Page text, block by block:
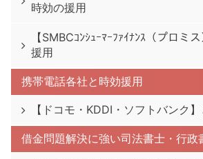
時効の援用
【SMBCｺﾝｼｭｰﾏｰﾌｧｲﾅﾝｽ（プロミ
援用
携帯電話各社と時効援用
【ドコモ・KDDI・ソフトバンク
借金問題解決に強い司法書士・行政